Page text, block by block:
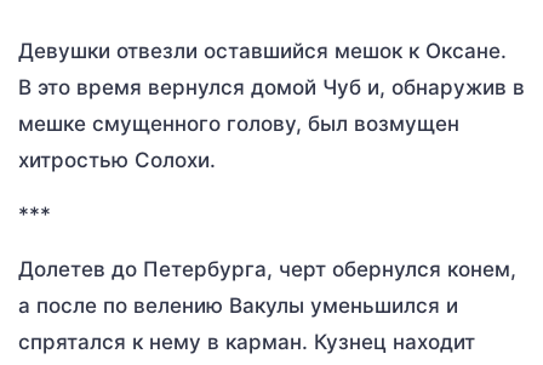
Девушки отвезли оставшийся мешок к Оксане.
В это время вернулся домой Чуб и, обнаружив в
мешке смущенного голову, был возмущен
хитростью Солохи.
***
Долетев до Петербурга, черт обернулся конем,
а после по велению Вакулы уменьшился и
спрятался к нему в карман. Кузнец находит